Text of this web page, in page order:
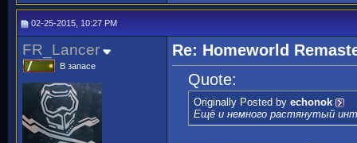
02-25-2015, 10:27 PM
FR_Lancer
В запасе
Re: Homeworld
Quote:
Originally Posted by echonok
Ещё и немного растянутый